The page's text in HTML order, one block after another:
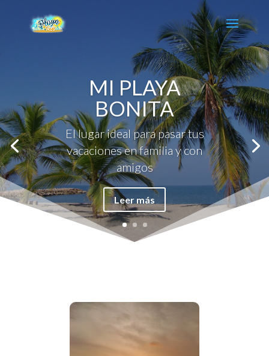
MI PLAYA
BONITA
El lugar ideal para pasar tus
vacaciones en familia y con
amigos
Leer más